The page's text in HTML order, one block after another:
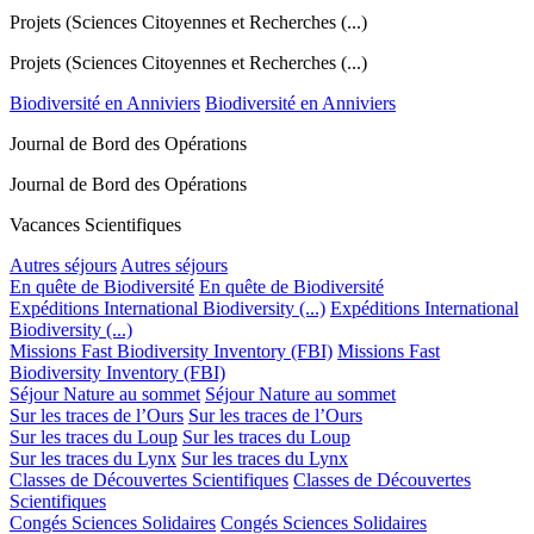
Projets (Sciences Citoyennes et Recherches (...)
Projets (Sciences Citoyennes et Recherches (...)
Biodiversité en Anniviers Biodiversité en Anniviers
Journal de Bord des Opérations
Journal de Bord des Opérations
Vacances Scientifiques
Autres séjours Autres séjours
En quête de Biodiversité En quête de Biodiversité
Expéditions International Biodiversity (...) Expéditions International
Biodiversity (...)
Missions Fast Biodiversity Inventory (FBI) Missions Fast
Biodiversity Inventory (FBI)
Séjour Nature au sommet Séjour Nature au sommet
Sur les traces de l’Ours Sur les traces de l’Ours
Sur les traces du Loup Sur les traces du Loup
Sur les traces du Lynx Sur les traces du Lynx
Classes de Découvertes Scientifiques Classes de Découvertes
Scientifiques
Congés Sciences Solidaires Congés Sciences Solidaires